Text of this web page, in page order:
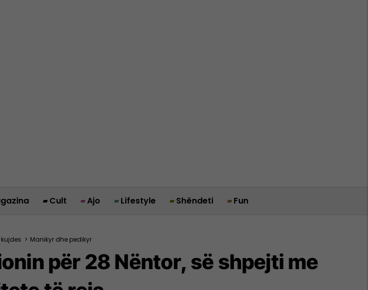
Cult Ajo Lifestyle Shëndeti Fun
> Manikyr dhe pedikyr
për 28 Nëntor, së shpejti me